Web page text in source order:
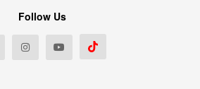
Follow Us